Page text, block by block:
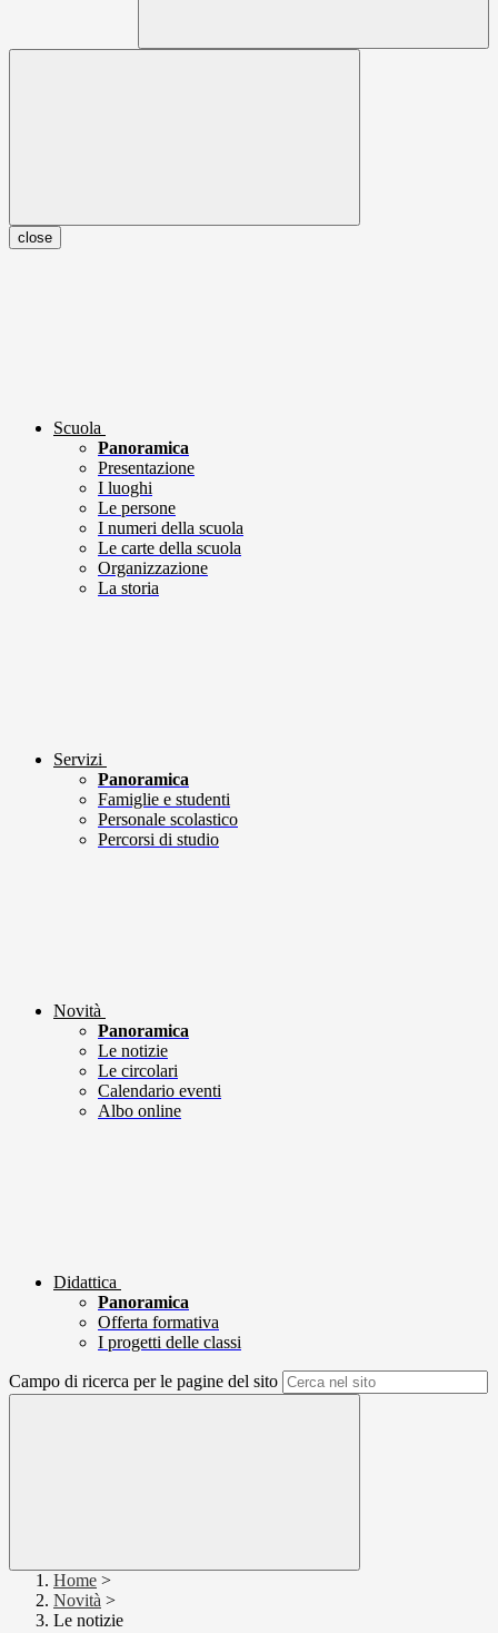
close
Scuola
Panoramica
Presentazione
I luoghi
Le persone
I numeri della scuola
Le carte della scuola
Organizzazione
La storia
Servizi
Panoramica
Famiglie e studenti
Personale scolastico
Percorsi di studio
Novità
Panoramica
Le notizie
Le circolari
Calendario eventi
Albo online
Didattica
Panoramica
Offerta formativa
I progetti delle classi
Campo di ricerca per le pagine del sito
Home >
Novità >
Le notizie